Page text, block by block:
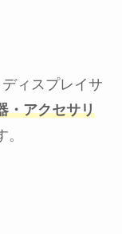
ィスプレイサ
・アクセサリ
。